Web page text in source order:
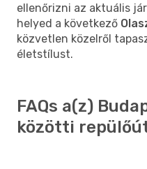
ellenőrizni az aktuális
helyed a következő
közvetlen közelről
életstílust.
FAQs a(z)
közötti